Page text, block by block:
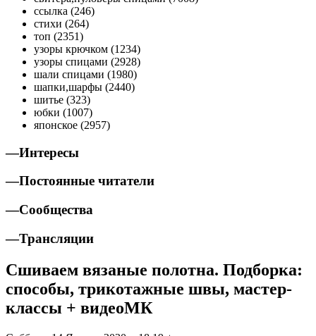
ссылка (246)
стихи (264)
топ (2351)
узоры крючком (1234)
узоры спицами (2928)
шали спицами (1980)
шапки,шарфы (2440)
шитье (323)
юбки (1007)
японское (2957)
—Интересы
—Постоянные читатели
—Сообщества
—Трансляции
Сшиваем вязаные полотна. Подборка:
способы, трикотажные швы, мастер-
классы + видеоМК